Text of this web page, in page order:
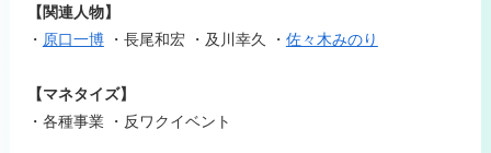
【関連人物】
・ 原口一博・ 長尾和宏 ・ 及川幸久 ・ 佐々木みのり
【マネタイズ】
・各種事業 ・反ワクイベント